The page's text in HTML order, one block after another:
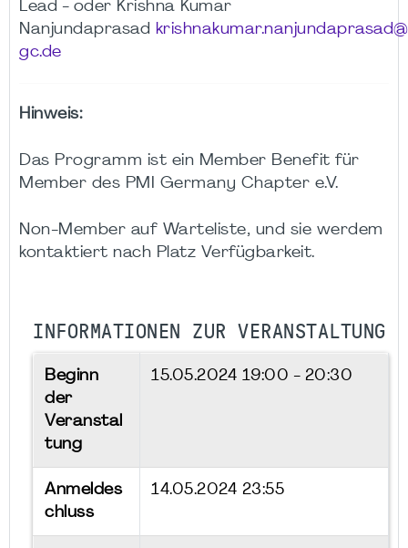
Lead - oder Krishna Kumar
Nanjundaprasad
gc.de
Hinweis:
Das Programm ist ein Member Benefit für
Member des PMI Germany Chapter e.V.
Non-Member auf Warteliste, und sie werdem
kontaktiert nach Platz Verfügbarkeit.
INFORMATIONEN ZUR VERANSTALTUNG
Beginn
der
Veranstal
tung
15.05.2024 19:00 - 20:30
Anmeldes
chluss
14.05.2024 23:55